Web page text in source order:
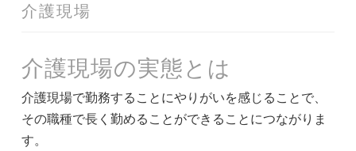
へ
キ
ッ
プ
介護現場
介護現場の実態とは
介護現場で勤務することにやりがいを感じることで、
その職種で長く勤めることができることにつながりま
す。